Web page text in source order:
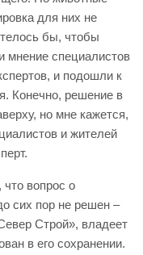
для них не
бы, чтобы
мнение специалистов
и подошли к
Конечно, решение в
но мне кажется,
и жителей
вопрос о
сих пор не решен –
Строй», владеет
в его сохранении.